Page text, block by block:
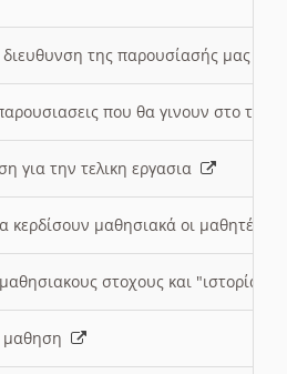
της παρουσίασής μας
που θα γινουν στο
για την τελικη εργασια
κερδίσουν μαθησιακά οι μαθητές/
στοχους και "ιστορία"
μαθηση